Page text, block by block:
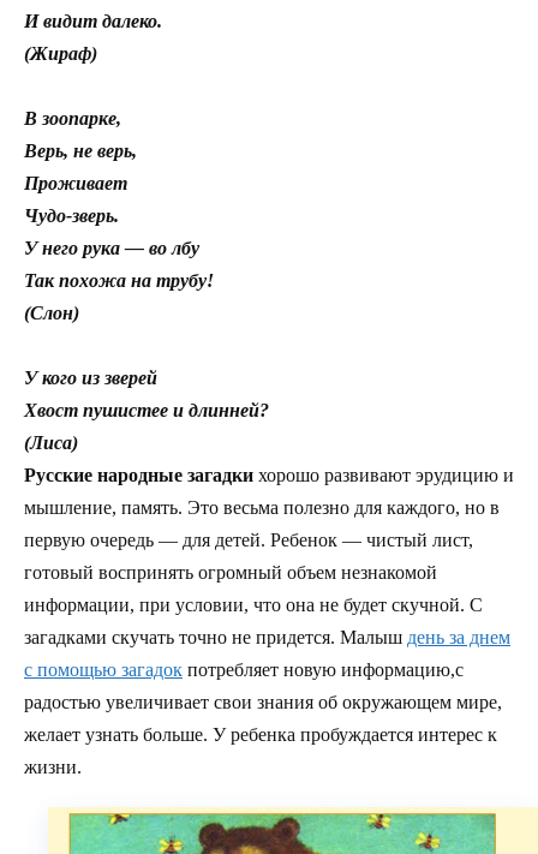
И видит далеко.
(Жираф)
В зоопарке,
Верь, не верь,
Проживает
Чудо-зверь.
У него рука — во лбу
Так похожа на трубу!
(Слон)
У кого из зверей
Хвост пушистее и длинней?
(Лиса)
Русские народные загадки хорошо развивают эрудицию и
мышление, память. Это весьма полезно для каждого, но в
первую очередь — для детей. Ребенок — чистый лист,
готовый воспринять огромный объем незнакомой
информации, при условии, что она не будет скучной. С
загадками скучать точно не придется. Малыш день за днем
с помощью загадок потребляет новую информацию,с
радостью увеличивает свои знания об окружающем мире,
желает узнать больше. У ребенка пробуждается интерес к
жизни.